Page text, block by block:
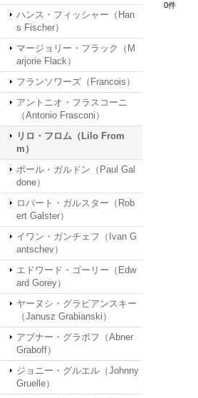
ハンス・フィッシャー（Han
s Fischer）
マージョリー・フラック（M
arjorie Flack）
フランソワーズ（Francois）
アントニオ・フラスコーニ
（Antonio Frasconi）
リロ・フロム（Lilo From
m）
ポール・ガルドン（Paul Gal
done）
ロバート・ガルスター（Rob
ert Galster）
イワン・ガンチェフ（Ivan G
antschev）
エドワード・ゴーリー（Edw
ard Gorey）
ヤーヌシ・グラビアンスキー
（Janusz Grabianski）
アブナー・グラボフ（Abner
Graboff）
ジョニー・グルエル（Johnny
Gruelle）
0件